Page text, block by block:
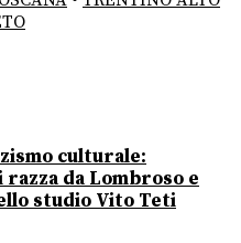
culturale:
razza da Lombroso e
studio Vito Teti